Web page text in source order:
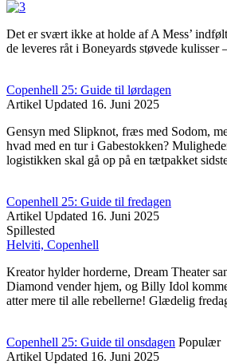
Det er svært ikke at holde af A Mess’
de leveres råt i Boneyards støvede kulisser
Copenhell 25: Guide til lørdagen
Artikel Updated 16. Juni 2025
Gensyn med Slipknot, fræs med Sodom,
hvad med en tur i Gabestokken?
logistikken skal gå op på en tætpakket
Copenhell 25: Guide til fredagen
Artikel Updated 16. Juni 2025
Spillested
Helviti, Copenhell
Kreator hylder horderne, Dream Theater
Diamond vender hjem, og Billy Idol
atter mere til alle rebellerne! Glædelig
Copenhell 25: Guide til onsdagen Populær
Artikel Updated 16. Juni 2025